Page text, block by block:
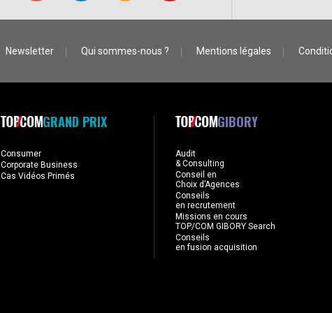
Newsletter Qui sommes-nous ? Mentions légales
GRAND PRIX
Consumer
Corporate Business
Cas Vidéos Primés
GIBORY
Audit
& Consulting
Conseil en
Choix d’Agences
Conseils
en recrutement
Missions en cours
TOP/COM GIBORY Search
Conseils
en fusion acquisition